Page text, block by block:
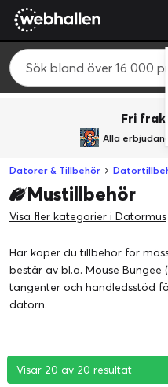
Fri
Alla
Datorer & Tillbehör
Mustillbehör
Visa fler kategorier i Datormus
Här köper du tillbehör för
består av bl.a. Mouse Bungee
tangenter och handledsstöd
datorn.
Visar 20 av 20 resultat
Visar 20 av 20 resultat
Visar 20 av 20 resultat